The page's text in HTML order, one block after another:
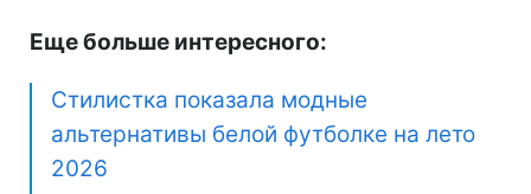
Еще больше интересного:
Стилистка показала модные
альтернативы белой футболке на лето
2026